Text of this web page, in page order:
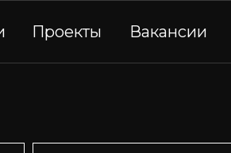
Проекты Вакансии